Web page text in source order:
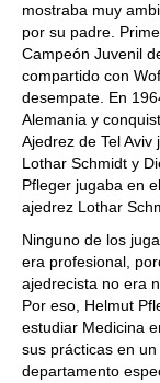
mostraba muy
por su padre.
Campeón Juvenil
compartido con
desempate. En
Alemania y
Ajedrez de Tel Aviv
Lothar Schmidt y
Pfleger jugaba en
ajedrez Lothar
Ninguno de los
era profesional,
ajedrecista no era
Por eso, Helmut
estudiar Medicina
sus prácticas en
departamento